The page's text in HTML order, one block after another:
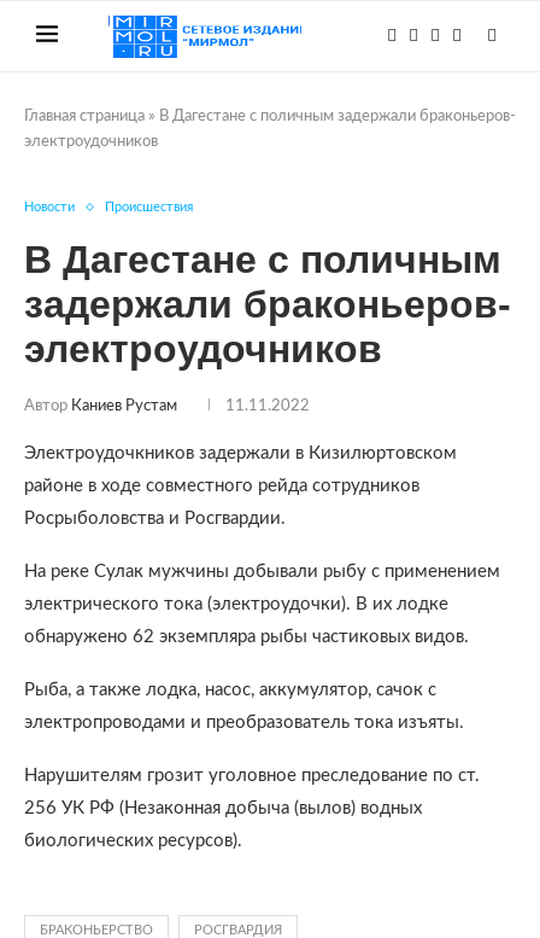
Главная страница » В Дагестане с поличным задержали браконьеров-
электроудочников
Новости Происшествия
В Дагестане с поличным
задержали браконьеров-
электроудочников
Автор Каниев Рустам 11.11.2022
Электроудочкников задержали в Кизилюртовском
районе в ходе совместного рейда сотрудников
Росрыболовства и Росгвардии.
На реке Сулак мужчины добывали рыбу с применением
электрического тока (электроудочки). В их лодке
обнаружено 62 экземпляра рыбы частиковых видов.
Рыба, а также лодка, насос, аккумулятор, сачок с
электропроводами и преобразователь тока изъяты.
Нарушителям грозит уголовное преследование по ст.
256 УК РФ (Незаконная добыча (вылов) водных
биологических ресурсов).
БРАКОНЬЕРСТВО РОСГВАРДИЯ